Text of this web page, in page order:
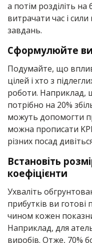
а потім розділіть
витрачати час і
завдань.
Сформулюйте
Подумайте, що
цілей і хто з
роботи. Наприклад,
потрібно на 20%
можуть допомогти
можна прописати
різних посад
Встановіть
коефіцієнти
Ухваліть
прибутків ви готові
чином кожен
Наприклад, для
виробів. Отже, 70%